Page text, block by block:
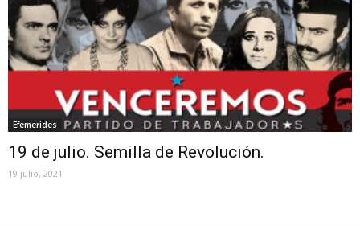
Efemerides
19 de julio. Semilla de Revolución.
19 julio, 2021